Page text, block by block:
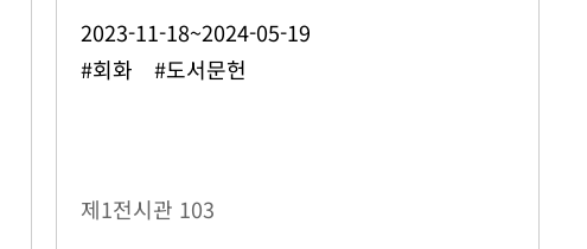
2023-11-18~2024-05-19
#회화 #도서문헌
제1전시관 103